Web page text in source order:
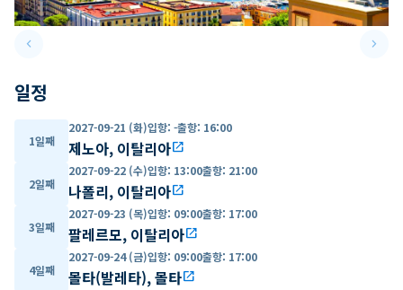
keyboard_arrow_leftPrevious slide keyboard_arrow_right
일정
1일째
2027-09-21 (화)입항: -출항: 16:00
제노아, 이탈리아open_in_new
2일째
2027-09-22 (수)입항: 13:00출항: 21:00
나폴리, 이탈리아open_in_new
3일째
2027-09-23 (목)입항: 09:00출항: 17:00
팔레르모, 이탈리아open_in_new
4일째
2027-09-24 (금)입항: 09:00출항: 17:00
몰타(발레타), 몰타open_in_new